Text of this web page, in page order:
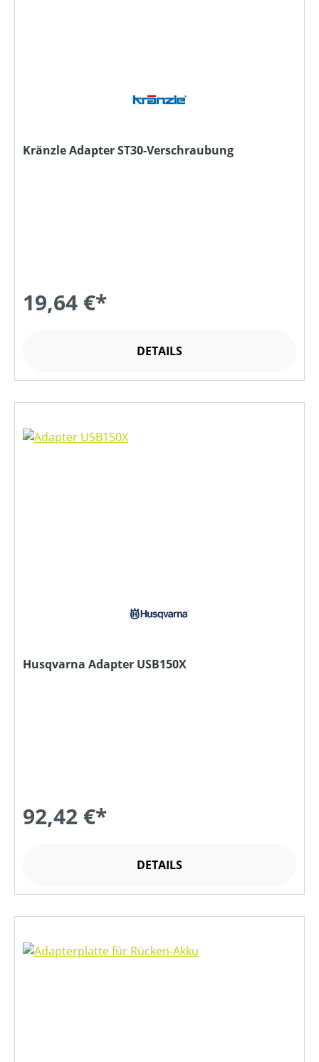
Kränzle Adapter ST30-Verschraubung
19,64 €*
DETAILS
Husqvarna Adapter USB150X
92,42 €*
DETAILS